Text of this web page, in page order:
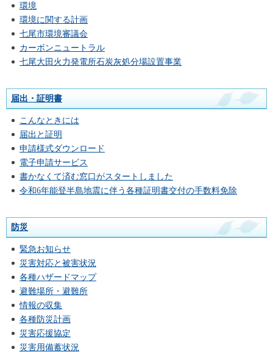
環境
環境に関する計画
七尾市環境審議会
カーボンニュートラル
七尾大田火力発電所石炭灰処分場設置事業
届出・証明書
こんなときには
届出と証明
申請様式ダウンロード
電子申請サービス
書かなくて済む窓口がスタートしました
令和6年能登半島地震に伴う各種証明書交付の手数料免除
防災
緊急お知らせ
災害対応と被害状況
各種ハザードマップ
避難場所・避難所
情報の収集
各種防災計画
災害応援協定
災害用備蓄状況